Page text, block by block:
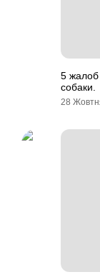
5 жалоб
собаки.
28